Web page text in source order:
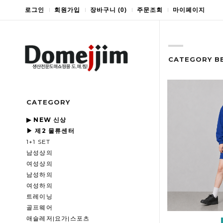
로그인 회원가입 장바구니 (0) 주문조회 마이페이지
CATEGORY
▶ NEW 신상
▶ 제2 물류센터
1+1 SET
남성상의
여성상의
남성하의
여성하의
트레이닝
골프웨어
애슬레저|요가|스포츠
CATEGORY